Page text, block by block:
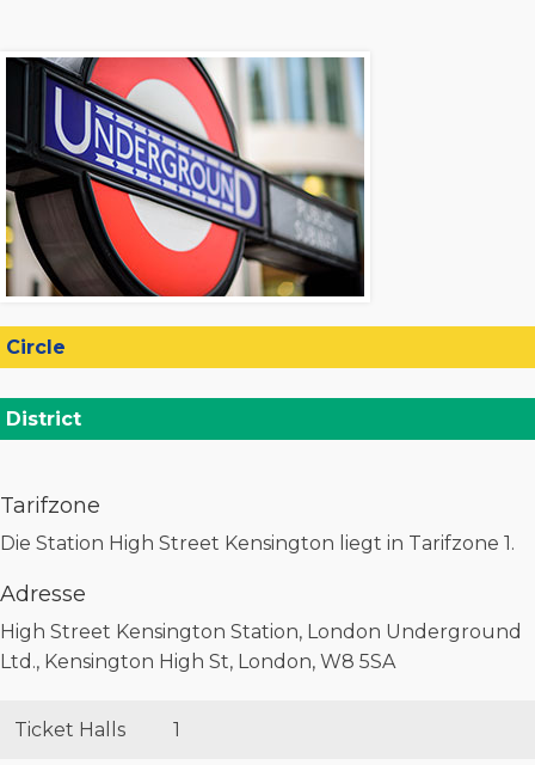
Circle
District
Tarifzone
Die Station High Street Kensington liegt in Tarifzone 1.
Adresse
High Street Kensington Station, London Underground
Ltd., Kensington High St, London, W8 5SA
Ticket Halls 1